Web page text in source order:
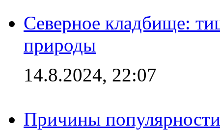
Северное кладбище:
природы
14.8.2024, 22:07
Причины